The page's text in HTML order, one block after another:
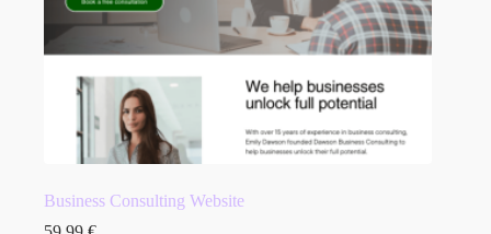
Business Consulting Website